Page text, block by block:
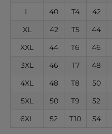
L
40 T4 42
XL
42 T5 44
XXL
44 T6 46
3XL
46 T7 48
4XL
48 T8 50
5XL
50 T9 52
6XL
52 T10 54